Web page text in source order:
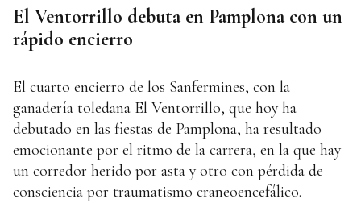
El Ventorrillo debuta en Pamplona con un
rápido encierro
El cuarto encierro de los Sanfermines, con la
ganadería toledana El Ventorrillo, que hoy ha
debutado en las fiestas de Pamplona, ha resultado
emocionante por el ritmo de la carrera, en la que hay
un corredor herido por asta y otro con pérdida de
consciencia por traumatismo craneoencefálico.